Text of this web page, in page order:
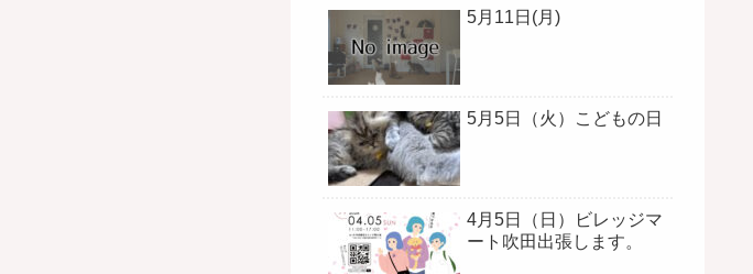
5月11日(月)
5月5日（火）こどもの日
4月5日（日）ビレッジマ
ート吹田出張します。